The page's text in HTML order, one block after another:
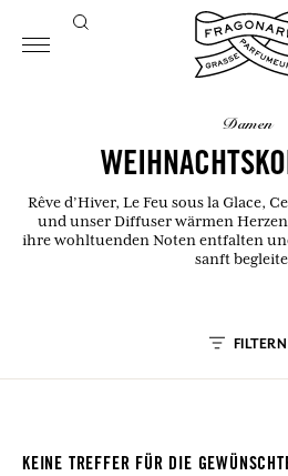
damen
Rêve d’Hiver, Le Feu sous la Glace,
und unser Diffuser wärmen
ihre wohltuenden Noten entfalten
sanft
FILTERN
KEINE TREFFER FÜR DIE